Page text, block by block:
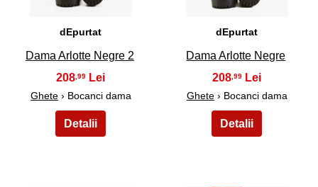
dEpurtat
Dama Arlotte Negre 2
208 ,99
Ghete› Bocanci dama
dEpurtat
Dama Arlotte Negre
208 ,99
Ghete› Bocanci dama